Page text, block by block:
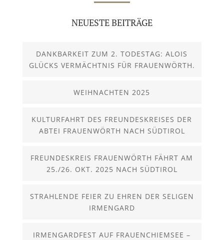
NEUESTE BEITRÄGE
DANKBARKEIT ZUM 2. TODESTAG: ALOIS
GLÜCKS VERMÄCHTNIS FÜR FRAUENWÖRTH.
WEIHNACHTEN 2025
KULTURFAHRT DES FREUNDESKREISES DER
ABTEI FRAUENWÖRTH NACH SÜDTIROL
FREUNDESKREIS FRAUENWÖRTH FÄHRT AM
25./26. OKT. 2025 NACH SÜDTIROL
STRAHLENDE FEIER ZU EHREN DER SELIGEN
IRMENGARD
IRMENGARDFEST AUF FRAUENCHIEMSEE –